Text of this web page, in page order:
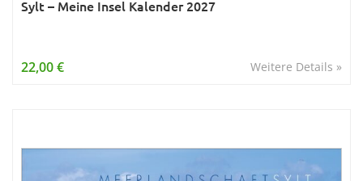
Sylt – Meine Insel Kalender 2027
Weitere Details »
22,00 €